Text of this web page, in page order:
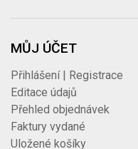
MŮJ ÚČET
Přihlášení | Registrace
Editace údajů
Přehled objednávek
Faktury vydané
Uložené košíky